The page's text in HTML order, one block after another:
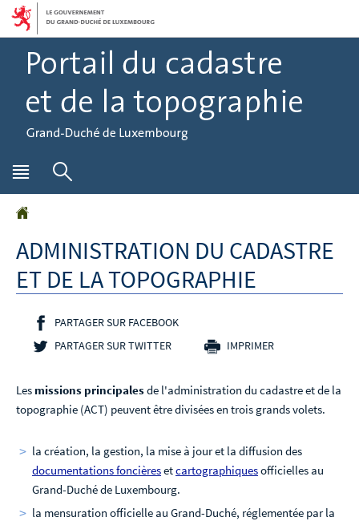
Aller
navigation
Aller
Menu
ADMINISTRATION DU CADASTRE
ET DE LA TOPOGRAPHIE
PARTAGER SUR FACEBOOK
PARTAGER SUR TWITTER - NOUVELLE FENÊTRE
IMPRIMER
Les missions principalesde l'administration du cadastre et de la
topographie (ACT) peuvent être divisées en trois grands volets.
la création, la gestion, la mise à jour et la diffusion des
documentations foncièresetcartographiquesofficielles au
Grand-Duché de Luxembourg.
la mensuration officielle au Grand-Duché, réglementée par la